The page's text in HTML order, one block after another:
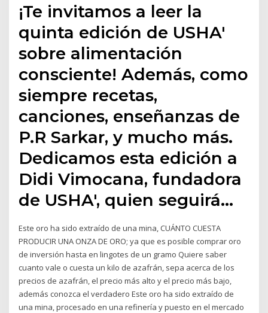
¡Te invitamos a leer la
quinta edición de USHA'
sobre alimentación
consciente! Además, como
siempre recetas,
canciones, enseñanzas de
P.R Sarkar, y mucho más.
Dedicamos esta edición a
Didi Vimocana, fundadora
de USHA', quien seguirá…
Este oro ha sido extraído de una mina, CUÁNTO CUESTA
PRODUCIR UNA ONZA DE ORO; ya que es posible comprar oro
de inversión hasta en lingotes de un gramo Quiere saber
cuanto vale o cuesta un kilo de azafrán, sepa acerca de los
precios de azafrán, el precio más alto y el precio más bajo,
además conozca el verdadero Este oro ha sido extraído de
una mina, procesado en una refinería y puesto en el mercado